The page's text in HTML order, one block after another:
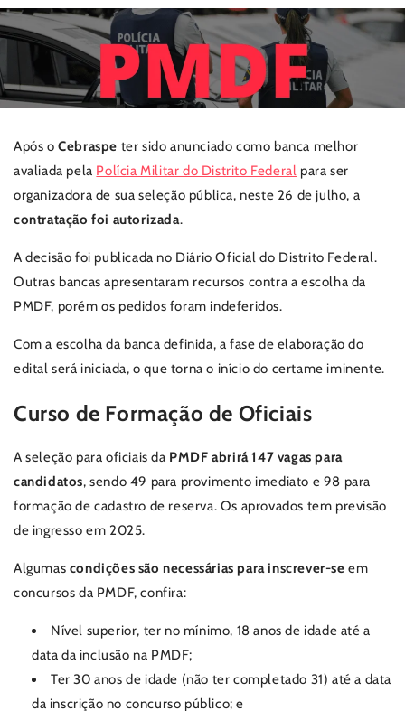
Após oCebraspe ter sido anunciado como banca melhor
avaliada pela Polícia Militar do Distrito Federal para ser
organizadora de sua seleção pública, neste 26 de julho, a
contratação foi autorizada.
A decisão foi publicada no Diário Oficial do Distrito Federal.
Outras bancas apresentaram recursos contra a escolha da
PMDF, porém os pedidos foram indeferidos.
Com a escolha da banca definida, a fase de elaboração do
edital será iniciada, o que torna o início do certame iminente.
Curso de Formação de Oficiais
A seleção para oficiais da PMDF abrirá 147 vagas para
candidatos, sendo 49 para provimento imediato e 98 para
formação de cadastro de reserva. Os aprovados tem previsão
de ingresso em 2025.
Algumas condições são necessárias para inscrever-se em
concursos da PMDF, confira:
Nível superior, ter no mínimo, 18 anos de idade até a
data da inclusão na PMDF;
Ter 30 anos de idade (não ter completado 31) até a data
da inscrição no concurso público; e